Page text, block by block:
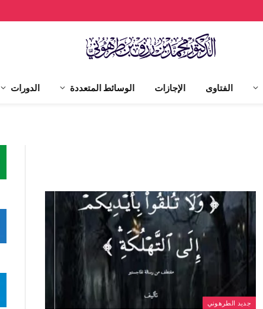
الفتاوى الإجازات الوسائط المتعددة الدورات
جديد الطرهوني